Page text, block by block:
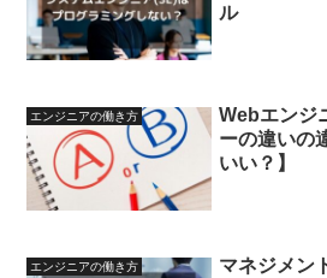
ル
エンジニアの働き方
Webエンジ
ーの違いの
いい？】
エンジニアの働き方
マネジメン